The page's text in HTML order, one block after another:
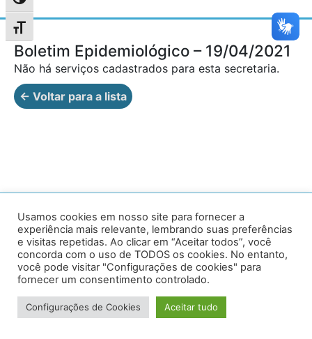
Alternar tamanho da fonte
Boletim Epidemiológico – 19/04/2021
Não há serviços cadastrados para esta secretaria.
← Voltar para a lista
Av. Prof. Armando Alves da Silva, nº 1950 - Zacarias,
Caratinga - MG - 35302-403 / Tel: (33) 3329 8000
Desenvolvido por VersaTec
Usamos cookies em nosso site para fornecer a
experiência mais relevante, lembrando suas preferências
e visitas repetidas. Ao clicar em “Aceitar todos”, você
concorda com o uso de TODOS os cookies. No entanto,
você pode visitar "Configurações de cookies" para
fornecer um consentimento controlado.
Configurações de Cookies Aceitar tudo